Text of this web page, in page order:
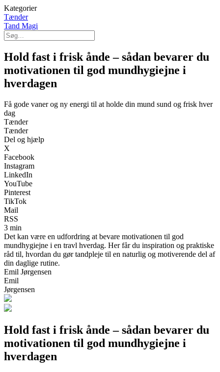
Kategorier
Tænder
Tand Magi
Hold fast i frisk ånde – sådan bevarer du
motivationen til god mundhygiejne i
hverdagen
Få gode vaner og ny energi til at holde din mund sund og frisk hver
dag
Tænder
Tænder
Del og hjælp
X
Facebook
Instagram
LinkedIn
YouTube
Pinterest
TikTok
Mail
RSS
3 min
Det kan være en udfordring at bevare motivationen til god
mundhygiejne i en travl hverdag. Her får du inspiration og praktiske
råd til, hvordan du gør tandpleje til en naturlig og motiverende del af
din daglige rutine.
Emil Jørgensen
Emil
Jørgensen
Hold fast i frisk ånde – sådan bevarer du
motivationen til god mundhygiejne i
hverdagen